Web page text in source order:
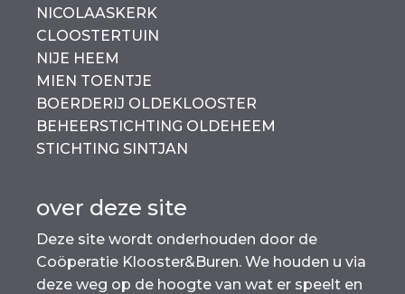
NICOLAASKERK
CLOOSTERTUIN
NIJE HEEM
MIEN TOENTJE
BOERDERIJ OLDEKLOOSTER
BEHEERSTICHTING OLDEHEEM
STICHTING SINTJAN
over deze site
Deze site wordt onderhouden door de
Coöperatie Klooster&Buren. We houden u via
deze weg op de hoogte van wat er speelt en